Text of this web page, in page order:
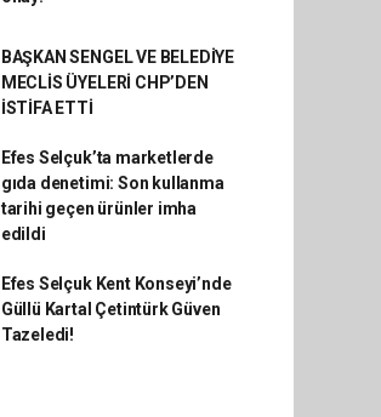
BAŞKAN SENGEL VE BELEDİYE
MECLİS ÜYELERİ CHP’DEN
İSTİFA ETTİ
Efes Selçuk’ta marketlerde
gıda denetimi: Son kullanma
tarihi geçen ürünler imha
edildi
Efes Selçuk Kent Konseyi’nde
Güllü Kartal Çetintürk Güven
Tazeledi!